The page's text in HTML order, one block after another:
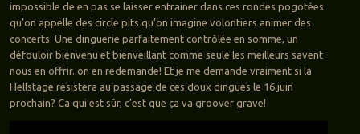
impossible de en pas se laisser entrainer dans ces rondes pogotées
qu’on appelle des circle pits qu’on imagine volontiers animer des
concerts. Une dinguerie parfaitement contrôlée en somme, un
défouloir bienvenu et bienveillant comme seule les meilleurs savent
nous en offrir. on en redemande! Et je me demande vraiment si la
Hellstage résistera au passage de ces doux dingues le 16 juin
prochain? Ca qui est sûr, c’est que ça va groover grave!